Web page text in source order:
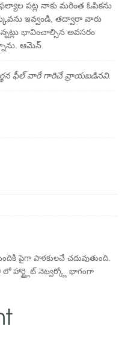
పట్ల నాకు మరింత ఓపికను
ఇవ్వండి, తద్వారా వారు
భావించాల్సిన అవసరం
ఆమెన్.
ఫీల్ వారే గారిచే వ్రాయబడినవి.
పైగా పాఠకులచే చదువుతుంది.
లో హార్ట్లైట్ నెట్వర్క్లో భాగంగా